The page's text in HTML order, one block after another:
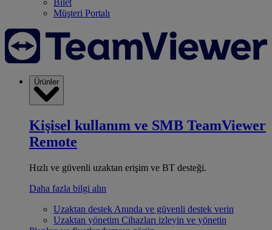
Müşteri Portalı
Ürünler
Kişisel kullanım ve SMB TeamViewer
Remote
Hızlı ve güvenli uzaktan erişim ve BT desteği.
Daha fazla bilgi alın
Uzaktan destek Anında ve güvenli destek verin
Uzaktan yönetim Cihazları izleyin ve yönetin